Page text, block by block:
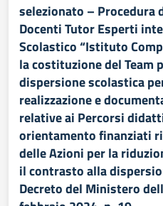
selezionato – Procedura
Docenti Tutor Esperti
Scolastico “Istituto
la costituzione del Team
dispersione scolastica
realizzazione e
relative ai Percorsi
orientamento finanziati
delle Azioni per la
il contrasto alla
Decreto del Ministero